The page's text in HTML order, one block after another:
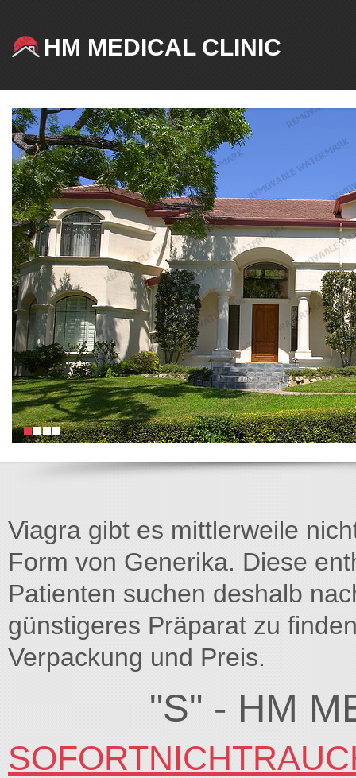
HM MEDICAL CLINIC
Viagra gibt es mittlerweile
Form von Generika. Diese
Patienten suchen deshalb
günstigeres Präparat zu
Verpackung und Preis.
"S" - HM